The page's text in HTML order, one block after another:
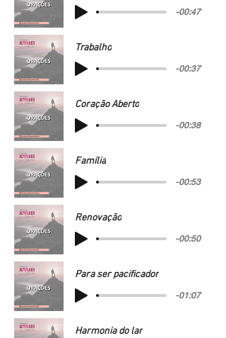
-00:47
Trabalho
-00:37
Coração Aberto
-00:38
Família
-00:53
Renovação
-00:50
Para ser pacificador
-01:07
Harmonia do lar